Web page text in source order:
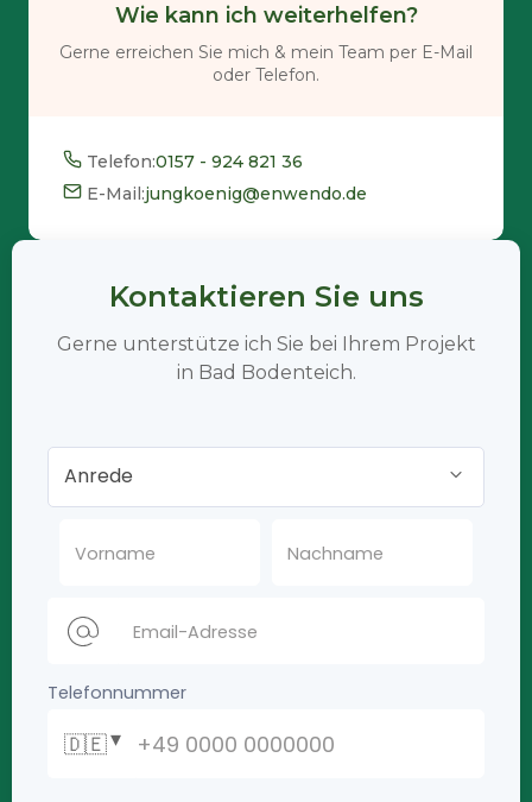
Wie kann ich weiterhelfen?
Gerne erreichen Sie mich & mein Team per E-Mail
oder Telefon.
Telefon:0157 - 924 821 36
E-Mail:jungkoenig@enwendo.de
Kontaktieren Sie uns
Gerne unterstütze ich Sie bei Ihrem Projekt
in Bad Bodenteich.